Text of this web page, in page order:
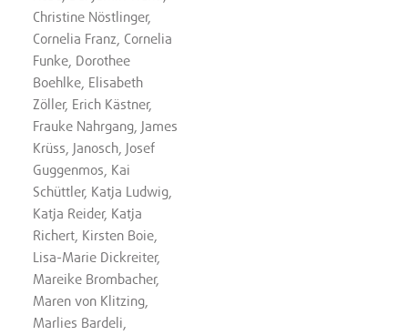
Christine Nöstlinger,
Cornelia Franz, Cornelia
Funke, Dorothee
Boehlke, Elisabeth
Zöller, Erich Kästner,
Frauke Nahrgang, James
Krüss, Janosch, Josef
Guggenmos, Kai
Schüttler, Katja Ludwig,
Katja Reider, Katja
Richert, Kirsten Boie,
Lisa-Marie Dickreiter,
Mareike Brombacher,
Maren von Klitzing,
Marlies Bardeli,